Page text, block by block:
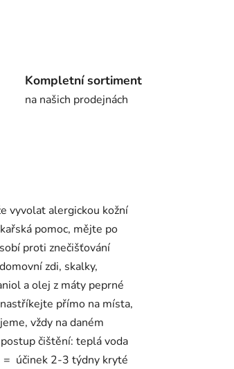
Kompletní sortiment
na našich prodejnách
vyvolat alergickou kožní
pomoc, mějte po
proti znečišťování
zdi, skalky,
a olej z máty peprné
přímo na místa,
vždy na daném
čištění: teplá voda
= účinek 2-3 týdny kryté